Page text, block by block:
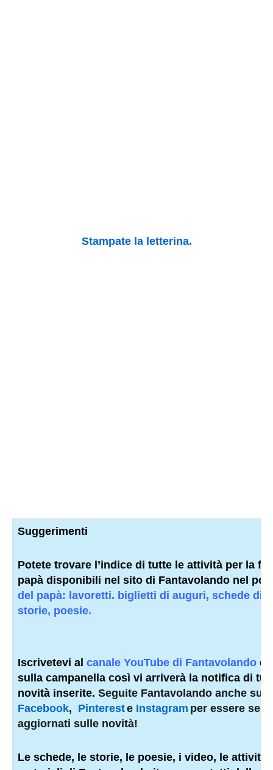
Stampate la letterina.
Suggerimenti
Potete trovare l’indice di tutte le attività per la
papà disponibili nel sito di Fantavolando nel
del papà: lavoretti. biglietti di auguri, schede
storie, poesie.
Iscrivetevi al canale YouTube di Fantavolando e
sulla campanella così vi arriverà la notifica di
novità inserite. Seguite Fantavolando anche su
Facebook, Pintereste Instagram per essere
aggiornati sulle novità!
Le schede, le storie, le poesie, i video, le attività